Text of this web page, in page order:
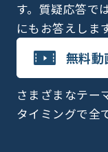
す。質疑応答で
にもお答えします
無料動
さまざまなテー
タイミングで全